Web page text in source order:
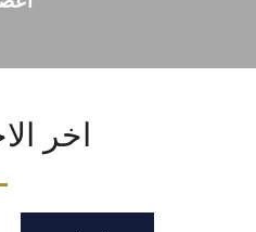
اخر